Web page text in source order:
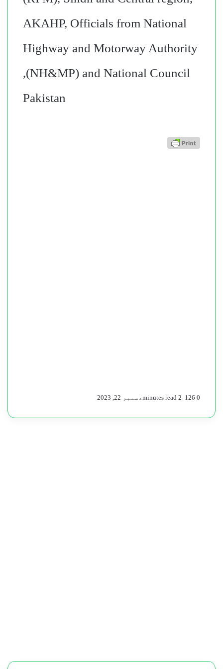
AKAHP, Officials from National
Highway and Motorway Authority
(NH&MP) and National Council,
Pakistan
دسمبر 22, 2023 0